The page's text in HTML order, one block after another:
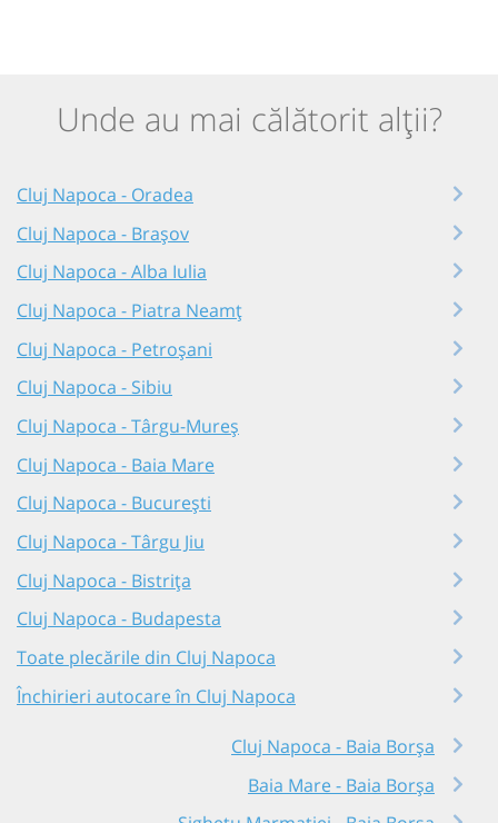
Unde au mai călătorit alții?
Cluj Napoca - Oradea
Cluj Napoca - Brașov
Cluj Napoca - Alba Iulia
Cluj Napoca - Piatra Neamț
Cluj Napoca - Petroșani
Cluj Napoca - Sibiu
Cluj Napoca - Târgu-Mureș
Cluj Napoca - Baia Mare
Cluj Napoca - București
Cluj Napoca - Târgu Jiu
Cluj Napoca - Bistrița
Cluj Napoca - Budapesta
Toate plecările din Cluj Napoca
Închirieri autocare în Cluj Napoca
Cluj Napoca - Baia Borşa
Baia Mare - Baia Borşa